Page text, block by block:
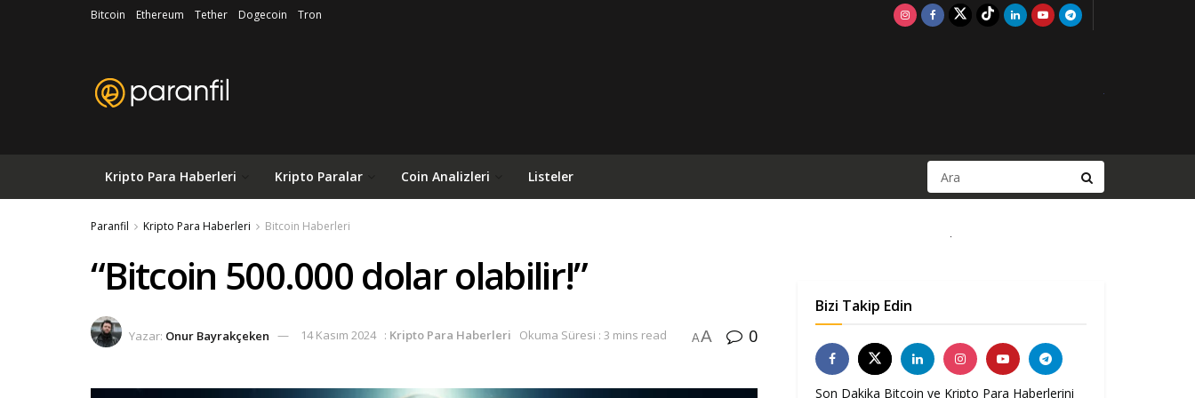
Bitcoin Ethereum Tether Dogecoin Tron
Kripto Para Haberleri Kripto Paralar Coin Analizleri Listeler
Paranfil Kripto Para Haberleri Bitcoin Haberleri
“Bitcoin 500.000 dolar olabilir!”
Yazar: Onur Bayrakçeken 14 Kasım 2024 : Kripto Para Haberleri Okuma Süresi : 3 mins read AA 0
Bizi Takip Edin
Son Dakika Bitcoin ve Kripto Para Haberlerini